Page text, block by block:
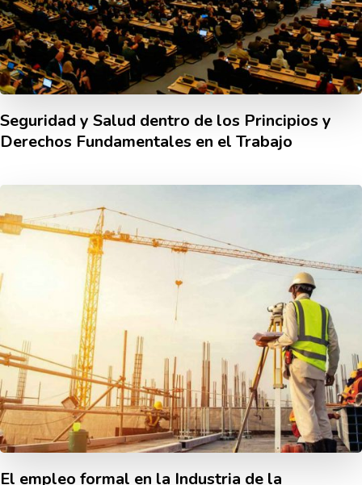
Seguridad y Salud dentro de los Principios y
Derechos Fundamentales en el Trabajo
El empleo formal en la Industria de la